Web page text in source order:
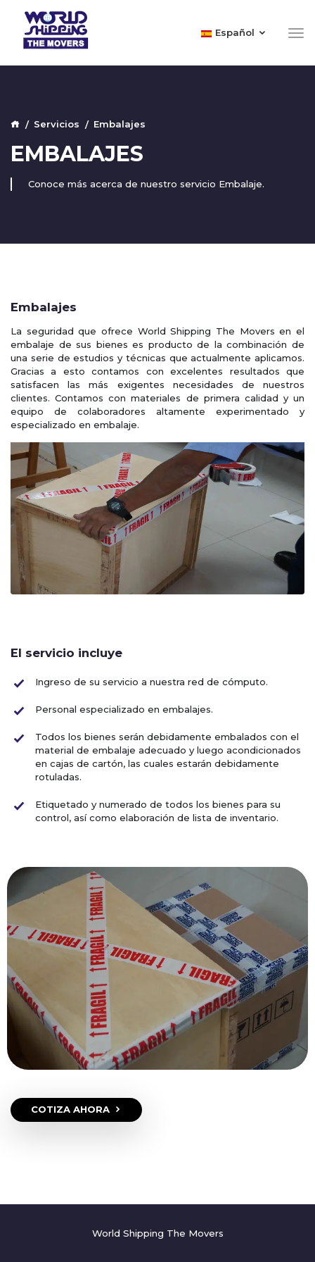
Español
Servicios Embalajes
EMBALAJES
Conoce más acerca de nuestro servicio Embalaje.
Embalajes
La seguridad que ofrece World Shipping The Movers en el
embalaje de sus bienes es producto de la combinación de
una serie de estudios y técnicas que actualmente aplicamos.
Gracias a esto contamos con excelentes resultados que
satisfacen las más exigentes necesidades de nuestros
clientes. Contamos con materiales de primera calidad y un
equipo de colaboradores altamente experimentado y
especializado en embalaje.
El servicio incluye
Ingreso de su servicio a nuestra red de cómputo.
Personal especializado en embalajes.
Todos los bienes serán debidamente embalados con el
material de embalaje adecuado y luego acondicionados
en cajas de cartón, las cuales estarán debidamente
rotuladas.
Etiquetado y numerado de todos los bienes para su
control, así como elaboración de lista de inventario.
COTIZA AHORA
World Shipping The Movers